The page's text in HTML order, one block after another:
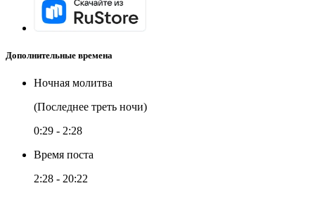
Дополнительные времена
Ночная молитва
(Последнее треть ночи)
0:29 - 2:28
Время поста
2:28 - 20:22